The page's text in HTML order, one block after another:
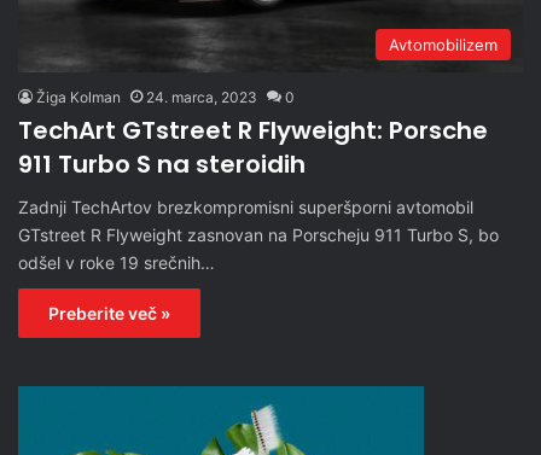
Avtomobilizem
Žiga Kolman 24. marca, 2023 0
TechArt GTstreet R Flyweight: Porsche
911 Turbo S na steroidih
Zadnji TechArtov brezkompromisni superšporni avtomobil
GTstreet R Flyweight zasnovan na Porscheju 911 Turbo S, bo
odšel v roke 19 srečnih…
Preberite več »